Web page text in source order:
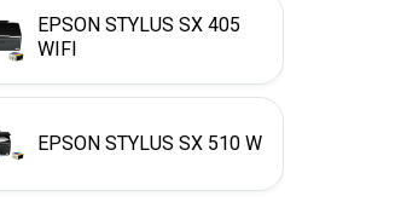
EPSON STYLUS SX 405
WIFI
EPSON STYLUS SX 510 W